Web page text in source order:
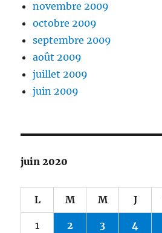
novembre 2009
octobre 2009
septembre 2009
août 2009
juillet 2009
juin 2009
juin 2020
L M M J
1 2 3 4